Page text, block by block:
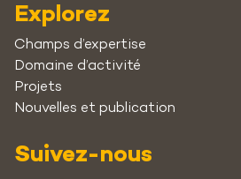
Explorez
Champs d’expertise
Domaine d’activité
Projets
Nouvelles et publication
Suivez-nous